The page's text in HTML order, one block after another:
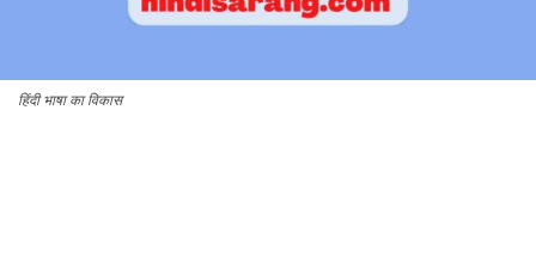
हिंदी भाषा का विकास